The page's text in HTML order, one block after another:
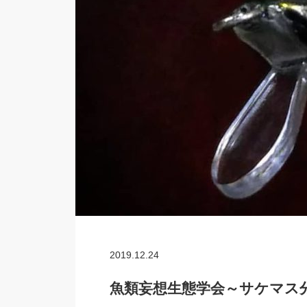
2019.12.24
魚類妄想生態学会～サケマス